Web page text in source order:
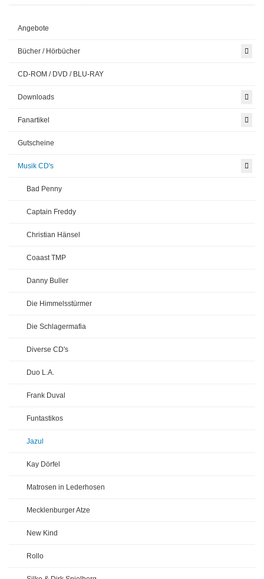
Angebote
Bücher / Hörbücher
CD-ROM / DVD / BLU-RAY
Downloads
Fanartikel
Gutscheine
Musik CD's
Bad Penny
Captain Freddy
Christian Hänsel
Coaast TMP
Danny Buller
Die Himmelsstürmer
Die Schlagermafia
Diverse CD's
Duo L.A.
Frank Duval
Funtastikos
Jazul
Kay Dörfel
Matrosen in Lederhosen
Mecklenburger Atze
New Kind
Rollo